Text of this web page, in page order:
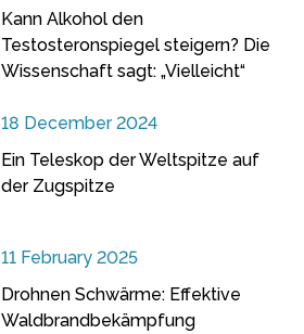
Kann Alkohol den
Testosteronspiegel steigern? Die
Wissenschaft sagt: „Vielleicht“
18 December 2024
Ein Teleskop der Weltspitze auf
der Zugspitze
11 February 2025
Drohnen Schwärme: Effektive
Waldbrandbekämpfung